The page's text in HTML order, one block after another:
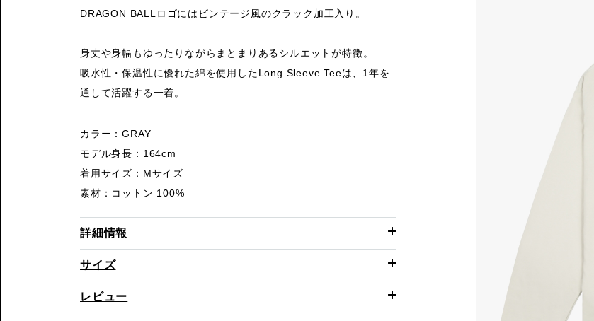
DRAGON BALLロゴにはビンテージ風のクラック加工入り。
身丈や身幅もゆったりながらまとまりあるシルエットが特徴。
吸水性・保温性に優れた綿を使用したLong Sleeve Teeは、1年を
通して活躍する一着。
カラー：GRAY
モデル身長：164cm
着用サイズ：Mサイズ
素材：コットン 100%
詳細情報
サイズ
レビュー